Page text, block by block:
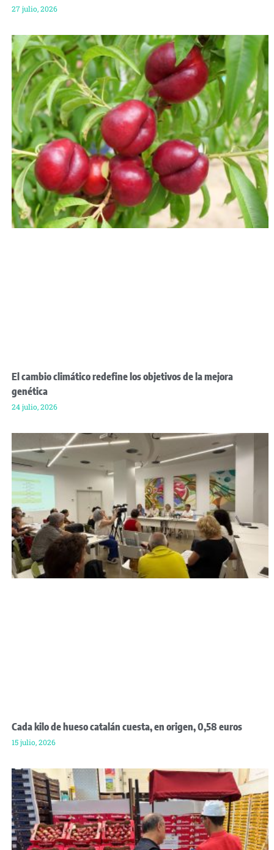
27 julio, 2026
El cambio climático redefine los objetivos de la mejora
genética
24 julio, 2026
Cada kilo de hueso catalán cuesta, en origen, 0,58 euros
15 julio, 2026